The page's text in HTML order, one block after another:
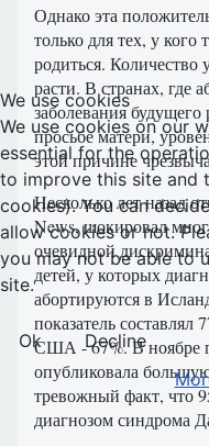
Однако эта
только для тех, у
родиться.
расти. В странах, где
заболевания
просьбе матери,
этой причине
Несколько лет назад
News, шокировал
очевидной
детей, у которых
абортируются в
показатель
США - 67%. В ноябре
опубликовала
тревожный факт, что
диагнозом синдрома
We use cookies
We use cookies on our
essential for the
to improve this site and
cookies). You can
allow cookies or not.
you may not be able to
site.
Ok
Decline